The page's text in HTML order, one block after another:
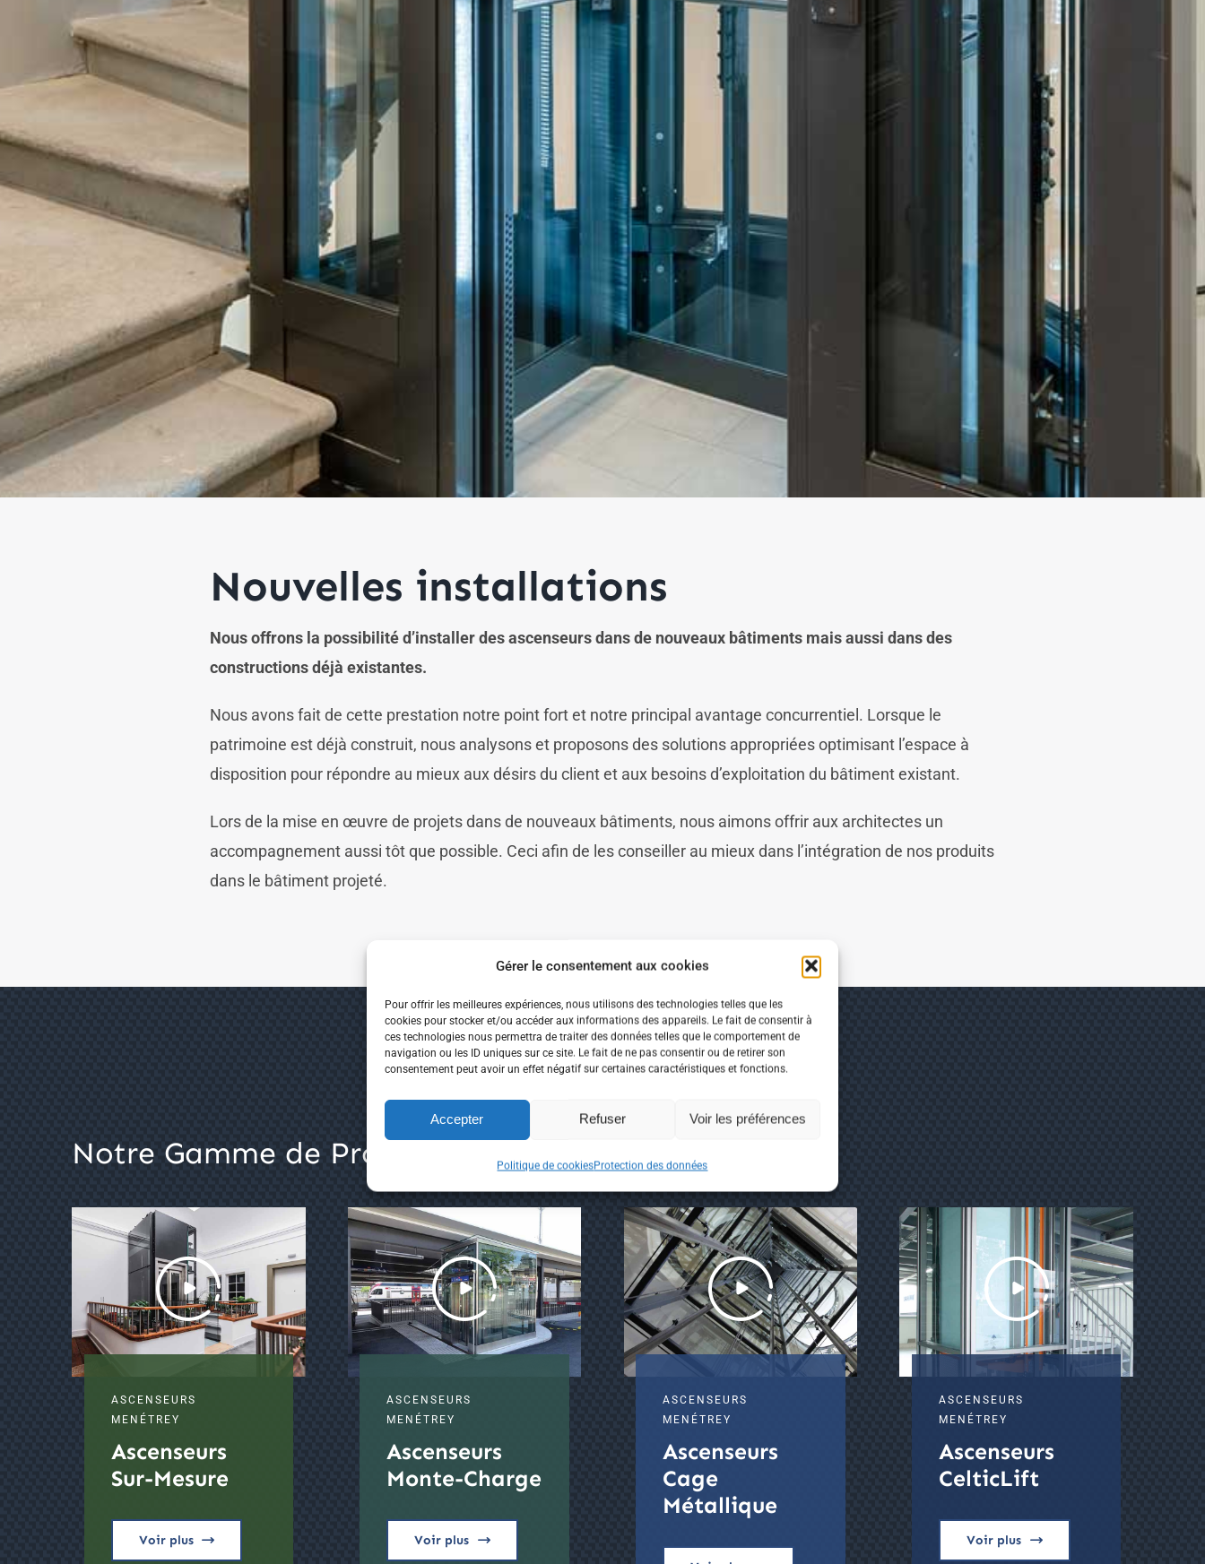
Gérer le consentement aux cookies
Pour offrir les meilleures expériences, nous utilisons des technologies telles que les
cookies pour stocker et/ou accéder aux informations des appareils. Le fait de consentir à
ces technologies nous permettra de traiter des données telles que le comportement de
navigation ou les ID uniques sur ce site. Le fait de ne pas consentir ou de retirer son
consentement peut avoir un effet négatif sur certaines caractéristiques et fonctions.
Accepter Refuser Voir les préférences
Politique de cookiesProtection des données
Nouvelles installations
Nous offrons la possibilité d’installer des ascenseurs dans de nouveaux bâtiments mais aussi dans des
constructions déjà existantes.
Nous avons fait de cette prestation notre point fort et notre principal avantage concurrentiel. Lorsque le
patrimoine est déjà construit, nous analysons et proposons des solutions appropriées optimisant l’espace à
disposition pour répondre au mieux aux désirs du client et aux besoins d’exploitation du bâtiment existant.
Lors de la mise en œuvre de projets dans de nouveaux bâtiments, nous aimons offrir aux architectes un
accompagnement aussi tôt que possible. Ceci afin de les conseiller au mieux dans l’intégration de nos produits
dans le bâtiment projeté.
Notre Gamme de Produits Sur-Mesure
ASCENSEURS
MENÉTREY
Ascenseurs
Sur-Mesure
Voir plus
ASCENSEURS
MENÉTREY
Ascenseurs
Monte-Charge
Voir plus
ASCENSEURS
MENÉTREY
Ascenseurs
Cage
Métallique
ASCENSEURS
MENÉTREY
Ascenseurs
CelticLift
Voir plus